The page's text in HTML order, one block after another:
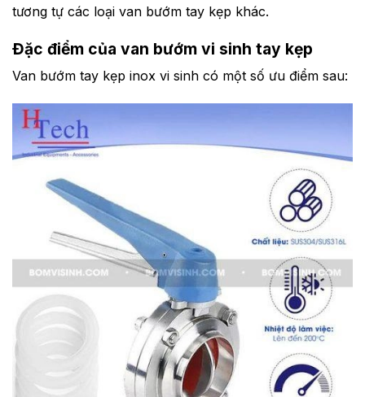
tương tự các loại van bướm tay kẹp khác.
Đặc điểm của van bướm vi sinh tay kẹp
Van bướm tay kẹp inox vi sinh có một số ưu điểm sau: